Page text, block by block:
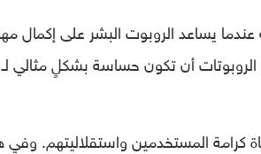
يساعد الروبوت البشر على إكمال
أن تكون حساسة بشكلٍ مثالي لـ
كرامة المستخدمين واستقلاليتهم. وفي